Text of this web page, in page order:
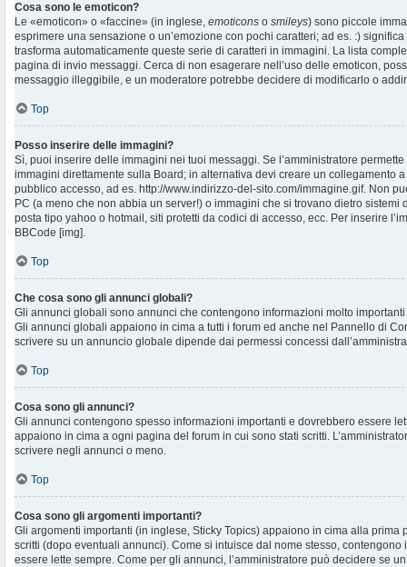
Cosa sono le emoticon?
Le «emoticon» o «faccine» (in inglese, emoticons o smileys) sono piccole
esprimere una sensazione o un’emozione con pochi caratteri; ad es. :)
trasforma automaticamente queste serie di caratteri in immagini. La lista
pagina di invio messaggi. Cerca di non esagerare nell’uso delle emoticon,
messaggio illeggibile, e un moderatore potrebbe decidere di modificarlo o
Top
Posso inserire delle immagini?
Sì, puoi inserire delle immagini nei tuoi messaggi. Se l’amministratore
immagini direttamente sulla Board; in alternativa devi creare un collegamento
pubblico accesso, ad es. http://www.indirizzo-del-sito.com/immagine.gif. Non
PC (a meno che non abbia un server!) o immagini che si trovano dietro sistemi
posta tipo yahoo o hotmail, siti protetti da codici di accesso, ecc. Per inserire
BBCode [img].
Top
Che cosa sono gli annunci globali?
Gli annunci globali sono annunci che contengono informazioni molto
Gli annunci globali appaiono in cima a tutti i forum ed anche nel Pannello di
scrivere su un annuncio globale dipende dai permessi concessi
Top
Cosa sono gli annunci?
Gli annunci contengono spesso informazioni importanti e dovrebbero essere
appaiono in cima a ogni pagina del forum in cui sono stati scritti.
scrivere negli annunci o meno.
Top
Cosa sono gli argomenti importanti?
Gli argomenti importanti (in inglese, Sticky Topics) appaiono in cima alla prima
scritti (dopo eventuali annunci). Come si intuisce dal nome stesso,
essere lette sempre. Come per gli annunci, l’amministratore può decidere se